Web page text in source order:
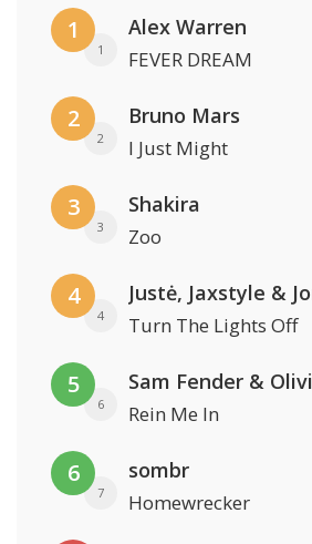
1
1
Alex Warren
FEVER DREAM
2
2
Bruno Mars
I Just Might
3
3
Shakira
Zoo
4
4
Justė, Jaxstyle &
Turn The Lights Off
5
6
Sam Fender &
Rein Me In
6
7
sombr
Homewrecker